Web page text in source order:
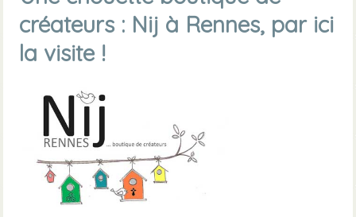
créateurs : Nij à Rennes, par ici
la visite !